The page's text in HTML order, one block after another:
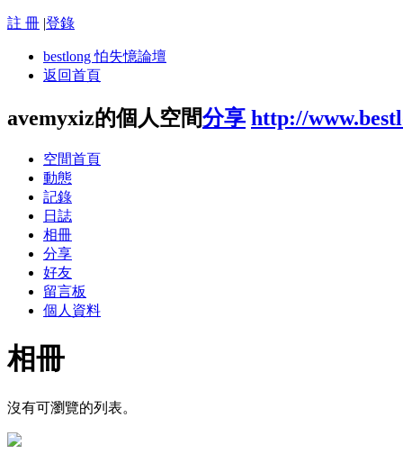
註 冊 |登錄
bestlong 怕失憶論壇
返回首頁
avemyxiz的個人空間分享 http://
空間首頁
動態
記錄
日誌
相冊
分享
好友
留言板
個人資料
相冊
沒有可瀏覽的列表。